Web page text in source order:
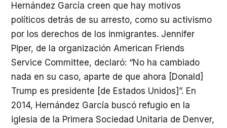
Hernández García creen que hay motivos
políticos detrás de su arresto, como su activismo
por los derechos de los inmigrantes. Jennifer
Piper, de la organización American Friends
Service Committee, declaró: “No ha cambiado
nada en su caso, aparte de que ahora [Donald]
Trump es presidente [de Estados Unidos]”. En
2014, Hernández García buscó refugio en la
iglesia de la Primera Sociedad Unitaria de Denver,